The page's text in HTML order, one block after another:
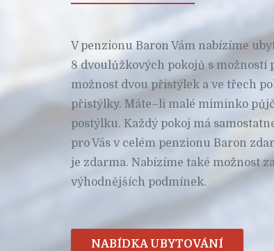
V penzionu Baron Vám nabízíme
8 dvoulůžkových pokojů s možností
možnost dvou přistýlek a ve třech
přistýlky. Máte–li malé miminko
postýlku. Každý pokoj má
pro Vás v celém penzionu Baron
je zdarma. Nabízíme také možnost
výhodnějších podmínek.
NABÍDKA UBYTOVÁNÍ